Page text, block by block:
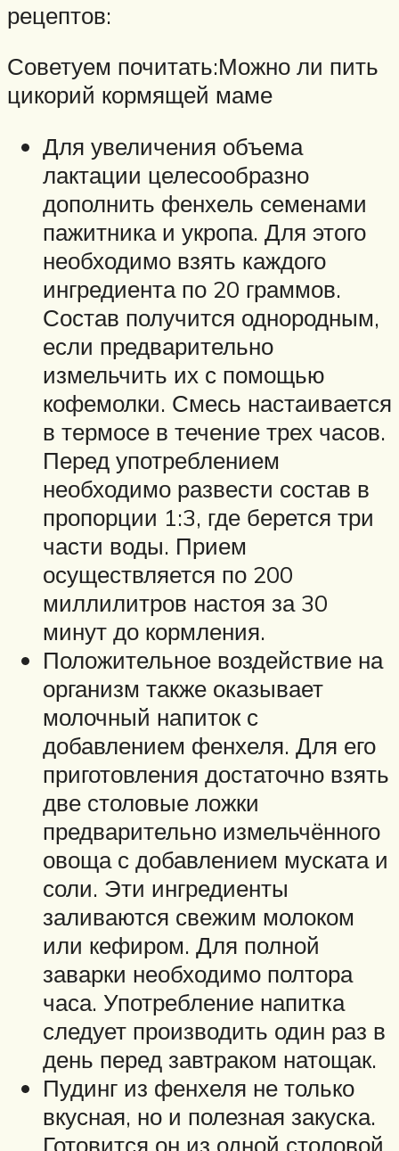
рецептов:
Советуем почитать:Можно ли пить
цикорий кормящей маме
Для увеличения объема
лактации целесообразно
дополнить фенхель семенами
пажитника и укропа. Для этого
необходимо взять каждого
ингредиента по 20 граммов.
Состав получится однородным,
если предварительно
измельчить их с помощью
кофемолки. Смесь настаивается
в термосе в течение трех часов.
Перед употреблением
необходимо развести состав в
пропорции 1:3, где берется три
части воды. Прием
осуществляется по 200
миллилитров настоя за 30
минут до кормления.
Положительное воздействие на
организм также оказывает
молочный напиток с
добавлением фенхеля. Для его
приготовления достаточно взять
две столовые ложки
предварительно измельчённого
овоща с добавлением муската и
соли. Эти ингредиенты
заливаются свежим молоком
или кефиром. Для полной
заварки необходимо полтора
часа. Употребление напитка
следует производить один раз в
день перед завтраком натощак.
Пудинг из фенхеля не только
вкусная, но и полезная закуска.
Готовится он из одной столовой